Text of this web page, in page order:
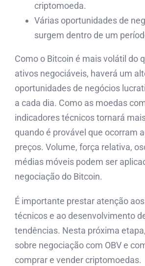
criptomoeda.
Várias oportunidades de
surgem dentro de um
Como o Bitcoin é mais volátil do
ativos negociáveis, haverá um
oportunidades de negócios
a cada dia. Como as moedas
indicadores técnicos tornará
quando é provável que ocorram
preços. Volume, força relativa,
médias móveis podem ser
negociação do Bitcoin.
É importante prestar atenção
técnicos e ao desenvolvimento
tendências. Nesta próxima
sobre negociação com OBV e
comprar e vender criptomoedas.